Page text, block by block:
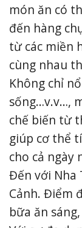
món ăn có
đến hàng
từ các miền
cùng nhau
Không chỉ
sống…v.v…,
chế biến từ
giúp cơ thể
cho cả ngày
Đến với Nha
Cảnh. Điểm
bữa ăn